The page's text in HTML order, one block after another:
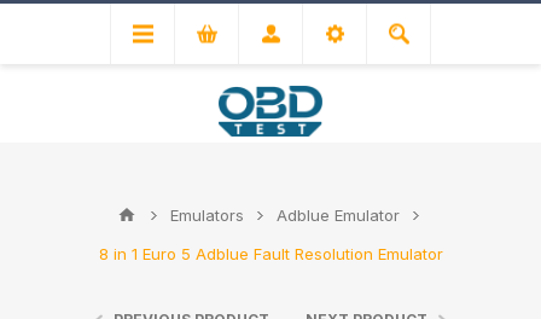
Emulators
Adblue Emulator
8 in 1 Euro 5 Adblue Fault Resolution Emulator